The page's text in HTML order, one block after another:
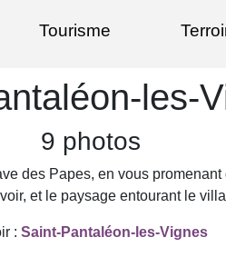
Tourisme
les-
9 photos
des Papes, en vous
et le paysage entourant le
: Saint-Pantaléon-les-Vignes